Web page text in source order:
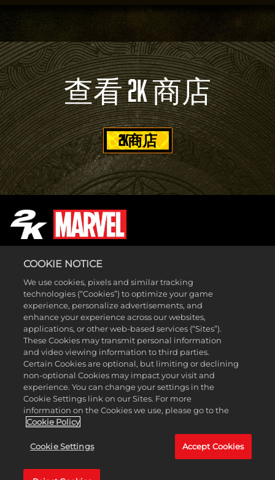
查看 2K 商店
2K商店
LEGAL
SUPPORT
© MARVEL © Take-Two Interactive Software, Inc., 2K, Firaxis Games
and their respective logos are all trademarks of Take-Two Interactive
Software, Inc. All other marks and trademarks are the property of
their respective owners. All rights reserved.
COOKIE NOTICE
We use cookies, pixels and similar tracking
technologies (“Cookies”) to optimize your game
experience, personalize advertisements, and
enhance your experience across our websites,
applications, or other web-based services (“Sites”).
These Cookies may transmit personal information
and video viewing information to third parties.
Certain Cookies are optional, but limiting or declining
non-optional Cookies may impact your visit and
experience. You can change your settings in the
Cookie Settings link on our Sites. For more
information on the Cookies we use, please go to the
Cookie Policy
Cookie Settings Accept Cookies